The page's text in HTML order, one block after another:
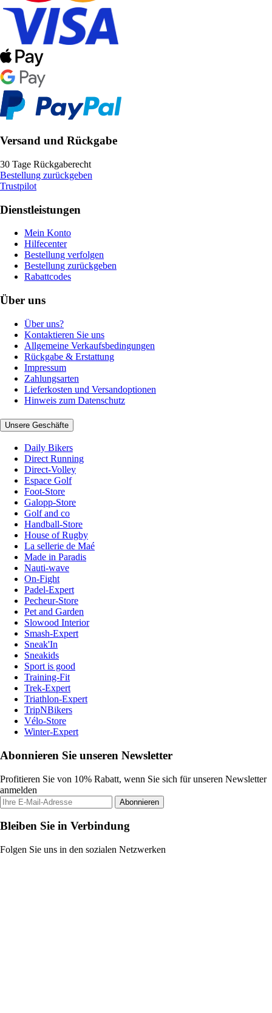
Versand und Rückgabe
30 Tage Rückgaberecht
Bestellung zurückgeben
Trustpilot
Dienstleistungen
Mein Konto
Hilfecenter
Bestellung verfolgen
Bestellung zurückgeben
Rabattcodes
Über uns
Über uns?
Kontaktieren Sie uns
Allgemeine Verkaufsbedingungen
Rückgabe & Erstattung
Impressum
Zahlungsarten
Lieferkosten und Versandoptionen
Hinweis zum Datenschutz
Unsere Geschäfte
Daily Bikers
Direct Running
Direct-Volley
Espace Golf
Foot-Store
Galopp-Store
Golf and co
Handball-Store
House of Rugby
La sellerie de Maé
Made in Paradis
Nauti-wave
On-Fight
Padel-Expert
Pecheur-Store
Pet and Garden
Slowood Interior
Smash-Expert
Sneak'In
Sneakids
Sport is good
Training-Fit
Trek-Expert
Triathlon-Expert
TripNBikers
Vélo-Store
Winter-Expert
Abonnieren Sie unseren Newsletter
Profitieren Sie von 10% Rabatt, wenn Sie sich für unseren Newsletter
anmelden
Abonnieren
Bleiben Sie in Verbindung
Folgen Sie uns in den sozialen Netzwerken